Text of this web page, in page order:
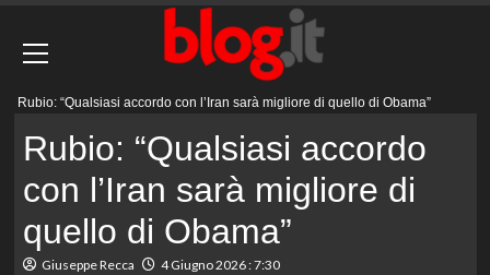
Rubio: “Qualsiasi accordo con l’Iran sarà migliore di quello di Obama”
Rubio: “Qualsiasi accordo
con l’Iran sarà migliore di
quello di Obama”
Giuseppe Recca 4 Giugno 2026 : 7:30